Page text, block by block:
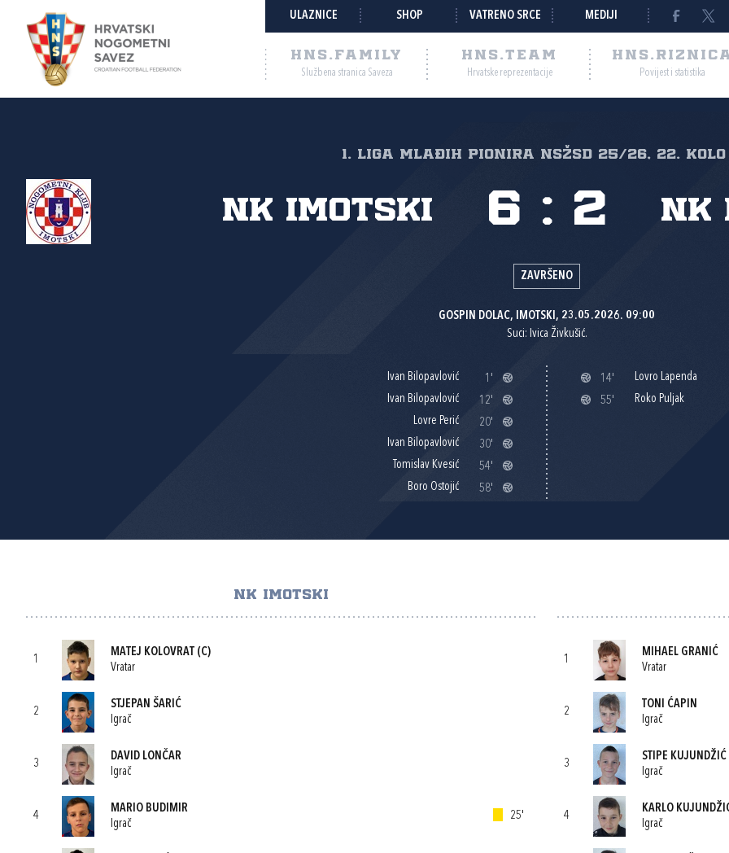
ULAZNICE SHOP VATRENO SRCE MEDIJI
HNS.FAMILY
Službena stranica Saveza
HNS.TEAM
Hrvatske reprezentacije Povijest i statistika
1. liga mlađih pionira NSŽSD 25/26, 22. kolo
NK Imotski NK
6 : 2
ZAVRŠENO
GOSPIN DOLAC, IMOTSKI, 23.05.2026. 09:00
Suci: Ivica Živkušić.
Ivan Bilopavlović
1'
Ivan Bilopavlović
12'
Lovre Perić
20'
Ivan Bilopavlović
30'
Tomislav Kvesić
54'
Boro Ostojić
58'
14'
Lovro Lapenda
55'
Roko Puljak
NK IMOTSKI
1
MATEJ KOLOVRAT (C)
Vratar
2
STJEPAN ŠARIĆ
Igrač
3
DAVID LONČAR
Igrač
4
MARIO BUDIMIR
Igrač
25'
1
MIHAEL GRANIĆ
Vratar
2
TONI ĆAPIN
Igrač
3
STIPE KUJUNDŽIĆ
Igrač
4
KARLO
Igrač